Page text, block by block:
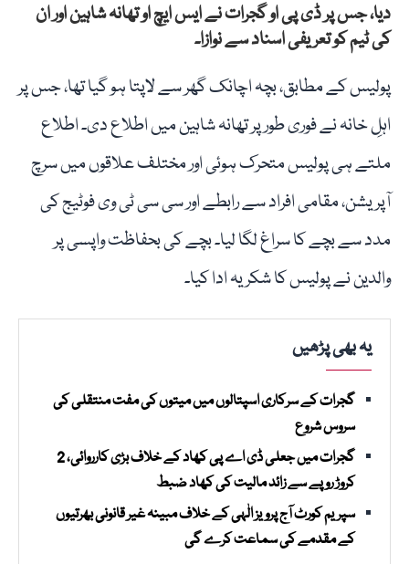
دیا، جس پر ڈی پی او گجرات نے ایس ایچ او تھانہ شاہین اور ان
کی ٹیم کو تعریفی اسناد سے نوازا۔
پولیس کے مطابق، بچہ اچانک گھر سے لاپتا ہو گیا تھا، جس پر
اہلِ خانہ نے فوری طور پر تھانہ شاہین میں اطلاع دی۔ اطلاع
ملتے ہی پولیس متحرک ہوئی اور مختلف علاقوں میں سرچ
آپریشن، مقامی افراد سے رابطے اور سی سی ٹی وی فوٹیج کی
مدد سے بچے کا سراغ لگا لیا۔ بچے کی بحفاظت واپسی پر
والدین نے پولیس کا شکریہ ادا کیا۔
یہ بھی پڑھیں
گجرات کے سرکاری اسپتالوں میں میتوں کی مفت منتقلی کی
سروس شروع
گجرات میں جعلی ڈی اے پی کھاد کے خلاف بڑی کارروائی، 2
کروڑ روپے سے زائد مالیت کی کھاد ضبط
سپریم کورٹ آج پرویز الٰہی کے خلاف مبینہ غیر قانونی بھرتیوں
کے مقدمے کی سماعت کرے گی